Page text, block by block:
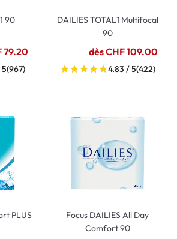
90
79.20
(967)
DAILIES TOTAL1 Multifocal
90
dès CHF 109.00
4.83 / 5(422)
PLUS
Focus DAILIES All Day
Comfort 90